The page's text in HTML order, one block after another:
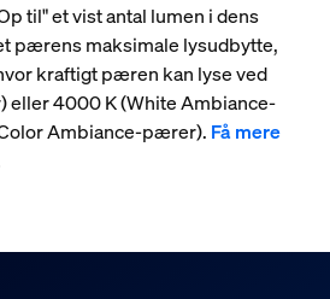
til" et vist antal lumen i dens
pærens maksimale lysudbytte,
kraftigt pæren kan lyse ved
eller 4000 K (White Ambiance-
Ambiance-pærer). Få mere